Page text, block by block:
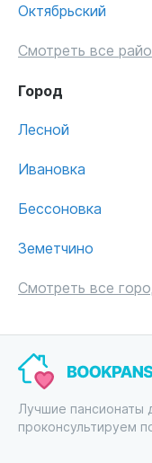
Октябрьский
Смотреть все
Город
Лесной
Ивановка
Бессоновка
Земетчино
Смотреть все
Лучшие пансионаты
проконсультируем